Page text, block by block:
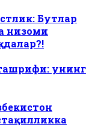
Бутлар
низоми
унинг